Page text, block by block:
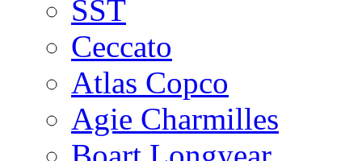
SST
Ceccato
Atlas Copco
Agie Charmilles